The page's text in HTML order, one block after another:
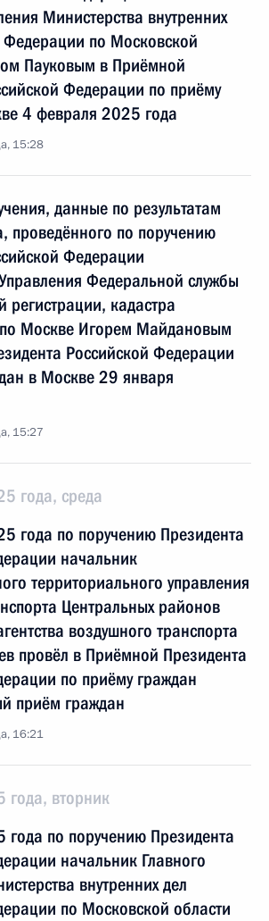
Министерства внутренних
Федерации по Московской
Пауковым в Приёмной
Федерации по приёму
4 февраля 2025 года
15:28
данные по результатам
проведённого по поручению
Федерации
Федеральной службы
регистрации, кадастра
Москве Игорем Майдановым
Российской Федерации
в Москве 29 января
15:27
года, среда
года по поручению Президента
начальник
территориального управления
Центральных районов
воздушного транспорта
провёл в Приёмной Президента
по приёму граждан
приём граждан
16:21
вторник
по поручению Президента
начальник Главного
внутренних дел
по Московской области